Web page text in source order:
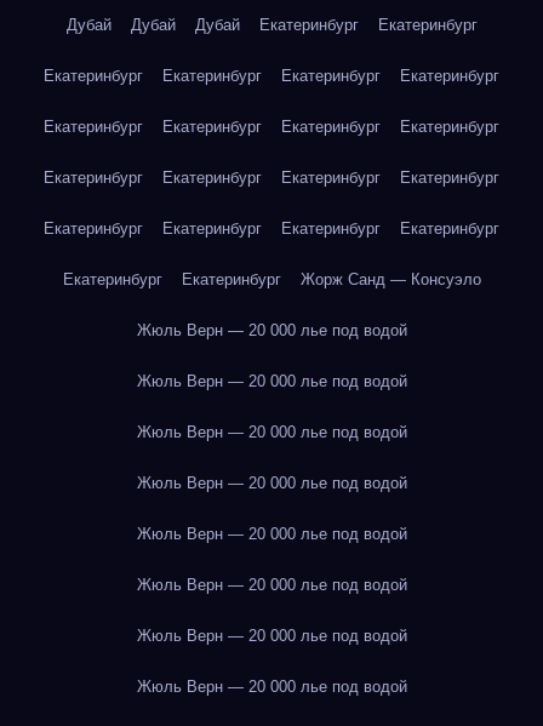
Дубай Дубай Дубай Екатеринбург Екатеринбург
Екатеринбург Екатеринбург Екатеринбург Екатеринбург
Екатеринбург Екатеринбург Екатеринбург Екатеринбург
Екатеринбург Екатеринбург Екатеринбург Екатеринбург
Екатеринбург Екатеринбург Екатеринбург Екатеринбург
Екатеринбург Екатеринбург Жорж Санд — Консуэло
Жюль Верн — 20 000 лье под водой
Жюль Верн — 20 000 лье под водой
Жюль Верн — 20 000 лье под водой
Жюль Верн — 20 000 лье под водой
Жюль Верн — 20 000 лье под водой
Жюль Верн — 20 000 лье под водой
Жюль Верн — 20 000 лье под водой
Жюль Верн — 20 000 лье под водой